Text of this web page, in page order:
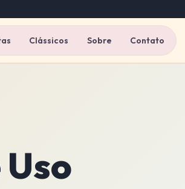
Clássicos Sobre Contato